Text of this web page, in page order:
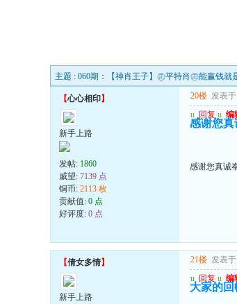
主题 : 060期：【神肖王子】㊣平特肖㊣能赢钱就
【心心相印】
新手上路
发帖: 1860
威望: 7139 点
铜币: 2113 枚
贡献值: 0 点
好评度: 0 点
20楼 发表于
u 回复 u 编
感谢您真
感谢您真诚
【倩女多情】
新手上路
21楼 发表于
u 回复 u 编
大家的回